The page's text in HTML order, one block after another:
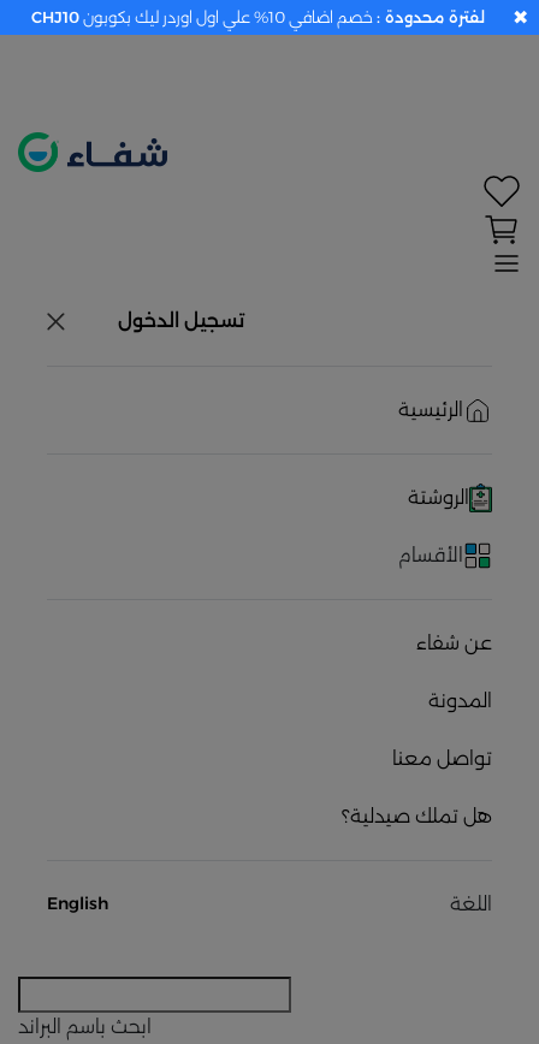
تسجيل الدخول
الرئيسية
الروشتة
الأقسام
عن شفاء
المدونة
تواصل معنا
هل تملك صيدلية؟
اللغة English
ابحث باسم البراند
لفترة محدودة : خصم اضافي 10% علي اول اوردر ليك بكوبون CHJ10 ✖